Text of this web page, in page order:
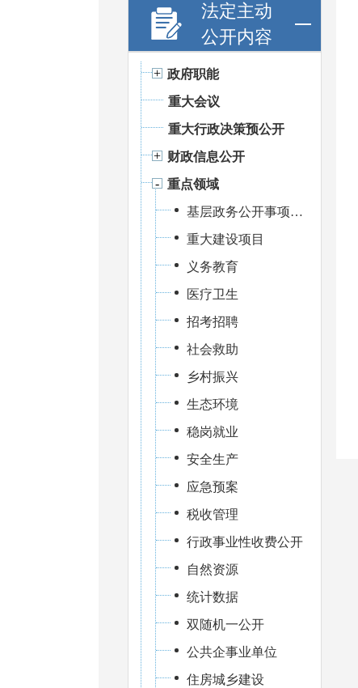
法定主动
公开内容
政府职能
重大会议
重大行政决策预公开
财政信息公开
重点领域
基层政务公开事项标准目录
重大建设项目
义务教育
医疗卫生
招考招聘
社会救助
乡村振兴
生态环境
稳岗就业
安全生产
应急预案
税收管理
行政事业性收费公开
自然资源
统计数据
双随机一公开
公共企事业单位
住房城乡建设